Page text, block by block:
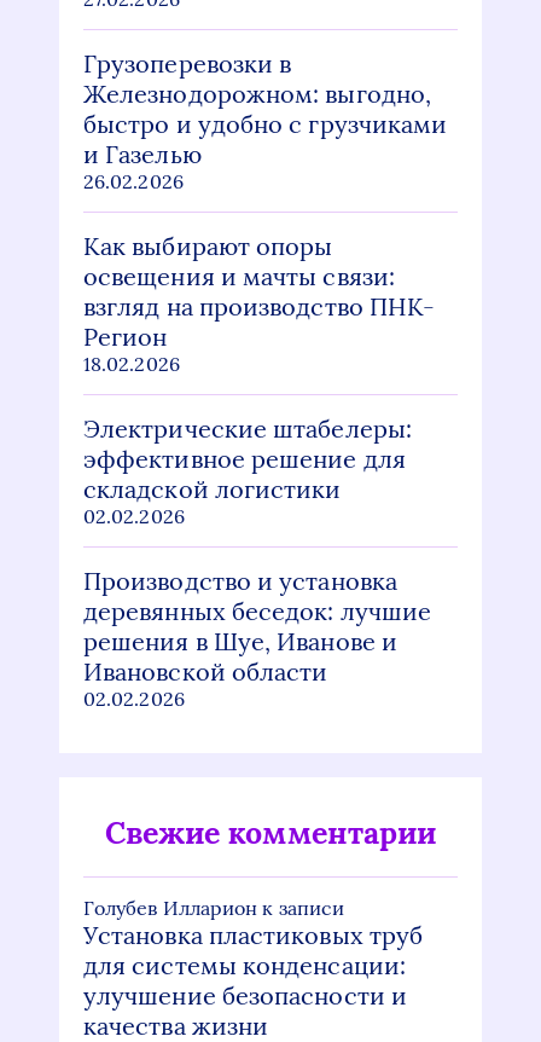
Грузоперевозки в
Железнодорожном: выгодно,
быстро и удобно с грузчиками
и Газелью
26.02.2026
Как выбирают опоры
освещения и мачты связи:
взгляд на производство ПНК-
Регион
18.02.2026
Электрические штабелеры:
эффективное решение для
складской логистики
02.02.2026
Производство и установка
деревянных беседок: лучшие
решения в Шуе, Иванове и
Ивановской области
02.02.2026
Свежие комментарии
Голубев Илларион к записи
Установка пластиковых труб
для системы конденсации:
улучшение безопасности и
качества жизни